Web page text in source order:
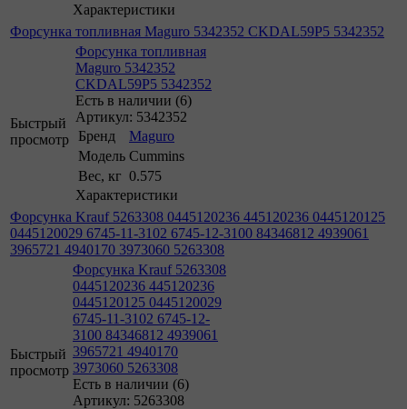
Характеристики
Форсунка топливная Maguro 5342352 CKDAL59P5 5342352
Быстрый
просмотр
Форсунка топливная
Maguro 5342352
CKDAL59P5 5342352
Есть в наличии (6)
Артикул: 5342352
Бренд
Maguro
Модель Cummins
Вес, кг 0.575
Характеристики
Форсунка Krauf 5263308 0445120236 445120236 0445120125
0445120029 6745-11-3102 6745-12-3100 84346812 4939061
3965721 4940170 3973060 5263308
Быстрый
просмотр
Форсунка Krauf 5263308
0445120236 445120236
0445120125 0445120029
6745-11-3102 6745-12-
3100 84346812 4939061
3965721 4940170
3973060 5263308
Есть в наличии (6)
Артикул: 5263308